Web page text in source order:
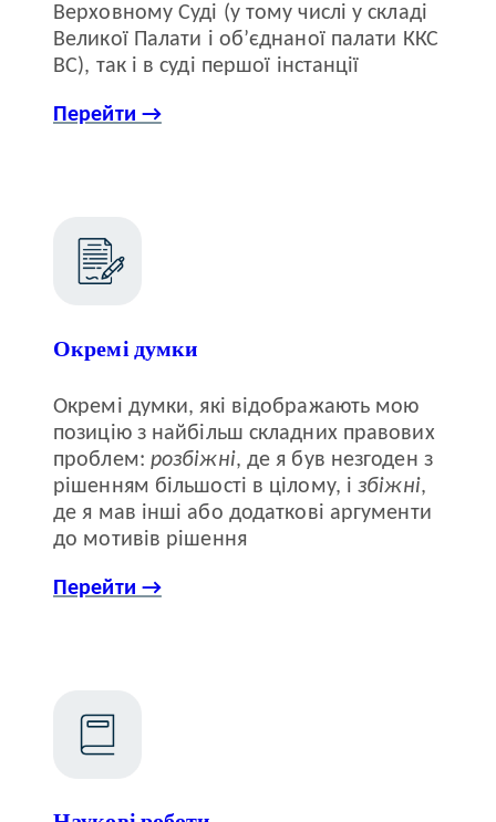
Верховному Суді (у тому числі у складі
Великої Палати і об’єднаної палати ККС
ВС), так і в суді першої інстанції
Перейти →
Окремі думки
Окремі думки, які відображають мою
позицію з найбільш складних правових
проблем: розбіжні, де я був незгоден з
рішенням більшості в цілому, ізбіжні,
де я мав інші або додаткові аргументи
до мотивів рішення
Перейти →